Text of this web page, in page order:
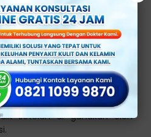
kontak seksual, baik
seseorang yang sudah
juga dapat menyebar
alat seksual yang tidak
setelah di gunakan oleh